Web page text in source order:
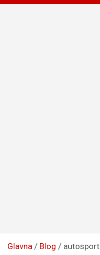
Glavna Blog autosport